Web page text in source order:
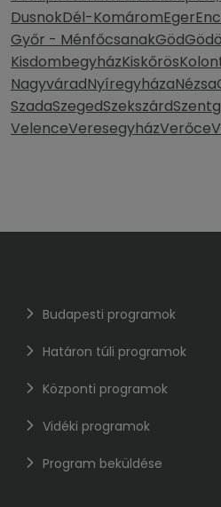
DusnokDél-KomáromEger
Győr - MénfőcsanakGöd
KisdombegyházKiskőrös
NagyváradNyíregyházaNézsa
SzadaSzegedSzekszárd
VelenceVeresegyházVerőce
Budapesti programok
Határon túli programok
Központi programok
Vidéki programok
Program beküldése